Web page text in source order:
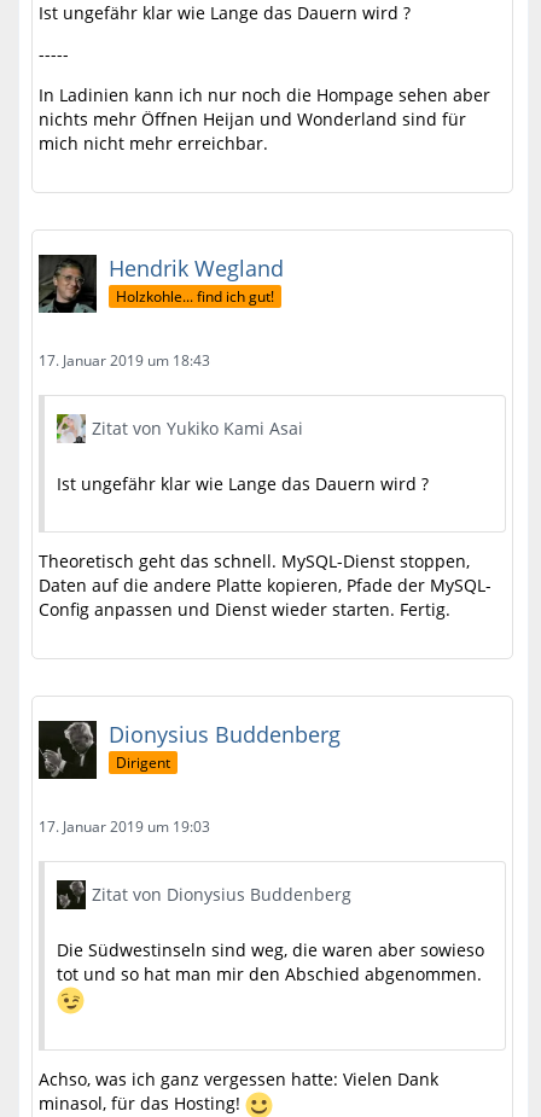
Ist ungefähr klar wie Lange das Dauern wird ?
-----
In Ladinien kann ich nur noch die Hompage sehen aber
nichts mehr Öffnen Heijan und Wonderland sind für
mich nicht mehr erreichbar.
Hendrik Wegland
Holzkohle... find ich gut!
17. Januar 2019 um 18:43
Zitat von Yukiko Kami Asai
Ist ungefähr klar wie Lange das Dauern wird ?
Theoretisch geht das schnell. MySQL-Dienst stoppen,
Daten auf die andere Platte kopieren, Pfade der MySQL-
Config anpassen und Dienst wieder starten. Fertig.
Dionysius Buddenberg
Dirigent
17. Januar 2019 um 19:03
Zitat von Dionysius Buddenberg
Die Südwestinseln sind weg, die waren aber sowieso
tot und so hat man mir den Abschied abgenommen.
Achso, was ich ganz vergessen hatte: Vielen Dank
minasol, für das Hosting!